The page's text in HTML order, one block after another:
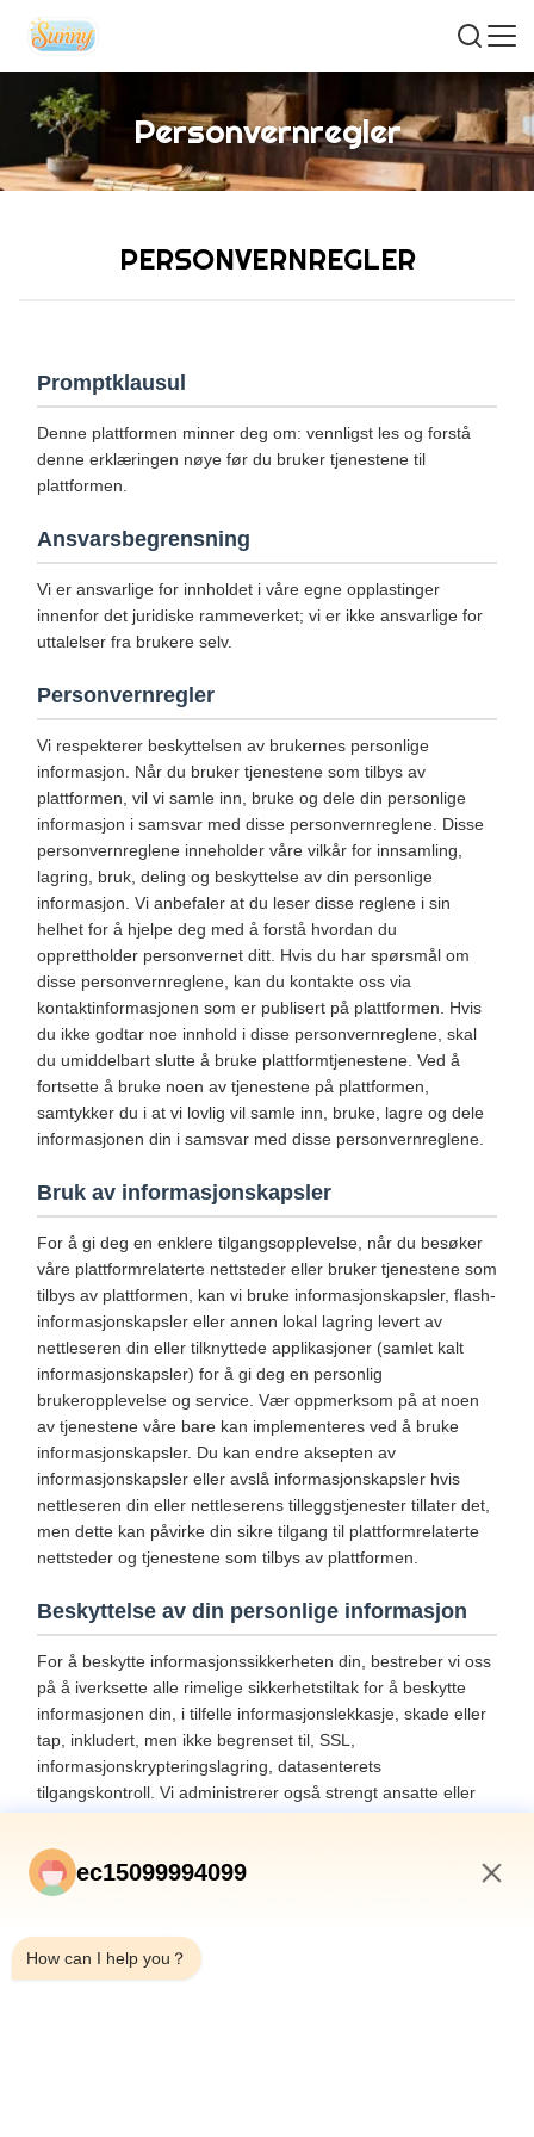
Personvernregler
PERSONVERNREGLER
Promptklausul
Denne plattformen minner deg om: vennligst les og forstå
denne erklæringen nøye før du bruker tjenestene til
plattformen.
Ansvarsbegrensning
Vi er ansvarlige for innholdet i våre egne opplastinger
innenfor det juridiske rammeverket; vi er ikke ansvarlige for
uttalelser fra brukere selv.
Personvernregler
Vi respekterer beskyttelsen av brukernes personlige
informasjon. Når du bruker tjenestene som tilbys av
plattformen, vil vi samle inn, bruke og dele din personlige
informasjon i samsvar med disse personvernreglene. Disse
personvernreglene inneholder våre vilkår for innsamling,
lagring, bruk, deling og beskyttelse av din personlige
informasjon. Vi anbefaler at du leser disse reglene i sin
helhet for å hjelpe deg med å forstå hvordan du
opprettholder personvernet ditt. Hvis du har spørsmål om
disse personvernreglene, kan du kontakte oss via
kontaktinformasjonen som er publisert på plattformen. Hvis
du ikke godtar noe innhold i disse personvernreglene, skal
du umiddelbart slutte å bruke plattformtjenestene. Ved å
fortsette å bruke noen av tjenestene på plattformen,
samtykker du i at vi lovlig vil samle inn, bruke, lagre og dele
informasjonen din i samsvar med disse personvernreglene.
Bruk av informasjonskapsler
For å gi deg en enklere tilgangsopplevelse, når du besøker
våre plattformrelaterte nettsteder eller bruker tjenestene som
tilbys av plattformen, kan vi bruke informasjonskapsler, flash-
informasjonskapsler eller annen lokal lagring levert av
nettleseren din eller tilknyttede applikasjoner (samlet kalt
informasjonskapsler) for å gi deg en personlig
brukeropplevelse og service. Vær oppmerksom på at noen
av tjenestene våre bare kan implementeres ved å bruke
informasjonskapsler. Du kan endre aksepten av
informasjonskapsler eller avslå informasjonskapsler hvis
nettleseren din eller nettleserens tilleggstjenester tillater det,
men dette kan påvirke din sikre tilgang til plattformrelaterte
nettsteder og tjenestene som tilbys av plattformen.
Beskyttelse av din personlige informasjon
For å beskytte informasjonssikkerheten din, bestreber vi oss
på å iverksette alle rimelige sikkerhetstiltak for å beskytte
informasjonen din, i tilfelle informasjonslekkasje, skade eller
tap, inkludert, men ikke begrenset til, SSL,
informasjonskrypteringslagring, datasenterets
tilgangskontroll. Vi administrerer også strengt ansatte eller
outsourcere som kan bli eksponert for informasjonen din,
inkludert, men ikke begrenset til, å signere
konfidensialitetsavtaler med dem, ta forskjellige
myndighetskontroller avhengig av stillingen og overvåke
Beskyttelse av mindreårige
ec15099994099
How can I help you？